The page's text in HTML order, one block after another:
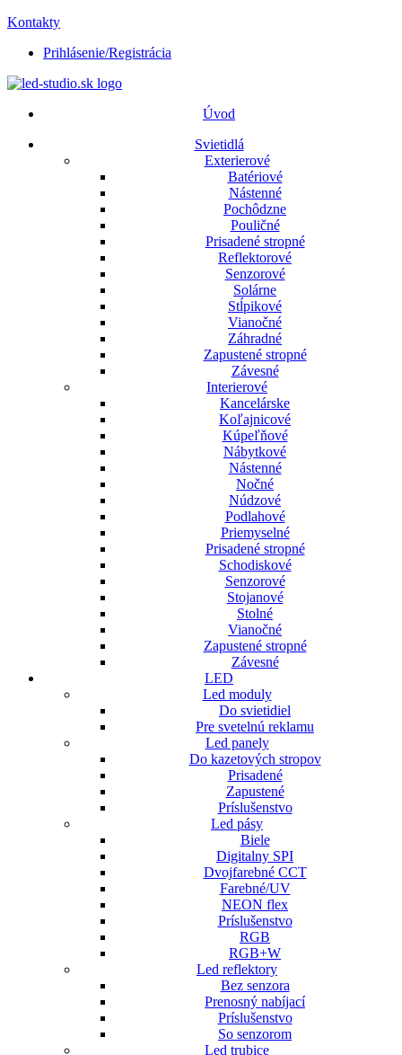
Kontakty
Prihlásenie/Registrácia
Úvod
Svietidlá
Exterierové
Batériové
Nástenné
Pochôdzne
Pouličné
Prisadené stropné
Reflektorové
Senzorové
Solárne
Stĺpikové
Vianočné
Záhradné
Zapustené stropné
Závesné
Interierové
Kancelárske
Koľajnicové
Kúpeľňové
Nábytkové
Nástenné
Nočné
Núdzové
Podlahové
Priemyselné
Prisadené stropné
Schodiskové
Senzorové
Stojanové
Stolné
Vianočné
Zapustené stropné
Závesné
LED
Led moduly
Do svietidiel
Pre svetelnú reklamu
Led panely
Do kazetových stropov
Prisadené
Zapustené
Príslušenstvo
Led pásy
Biele
Digitalny SPI
Dvojfarebné CCT
Farebné/UV
NEON flex
Príslušenstvo
RGB
RGB+W
Led reflektory
Bez senzora
Prenosný nabíjací
Príslušenstvo
So senzorom
Led trubice